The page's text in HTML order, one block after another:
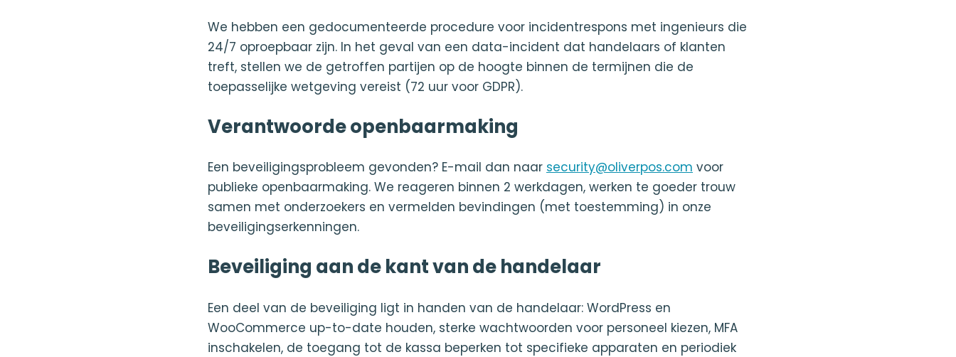
We hebben een gedocumenteerde procedure voor incidentrespons met ingenieurs die
24/7 oproepbaar zijn. In het geval van een data-incident dat handelaars of klanten
treft, stellen we de getroffen partijen op de hoogte binnen de termijnen die de
toepasselijke wetgeving vereist (72 uur voor GDPR).
Verantwoorde openbaarmaking
Een beveiligingsprobleem gevonden? E-mail dan naar security@oliverpos.com voor
publieke openbaarmaking. We reageren binnen 2 werkdagen, werken te goeder trouw
samen met onderzoekers en vermelden bevindingen (met toestemming) in onze
beveiligingserkenningen.
Beveiliging aan de kant van de handelaar
Een deel van de beveiliging ligt in handen van de handelaar: WordPress en
WooCommerce up-to-date houden, sterke wachtwoorden voor personeel kiezen, MFA
inschakelen, de toegang tot de kassa beperken tot specifieke apparaten en periodiek